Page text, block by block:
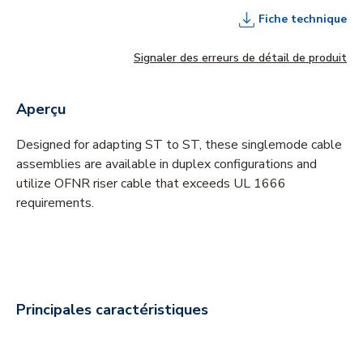
Fiche technique
Signaler des erreurs de détail de produit
Aperçu
Designed for adapting ST to ST, these singlemode cable
assemblies are available in duplex configurations and
utilize OFNR riser cable that exceeds UL 1666
requirements.
Principales caractéristiques